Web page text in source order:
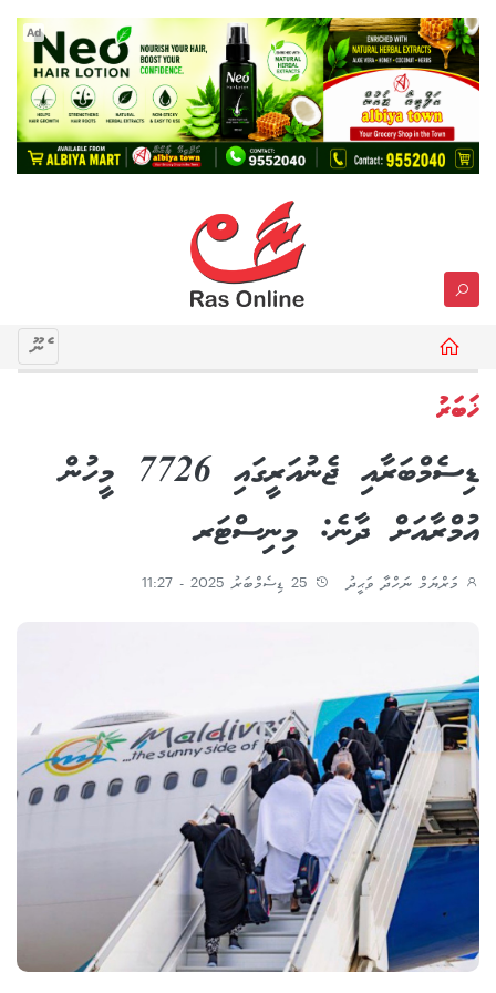
Ad
މެނޫ
ޚަބަރު
ޑިސެމްބަރާއި ޖެނުއަރީގައި 7726 މީހުން
އުމްރާއަށް ދާނެ: މިނިސްޓަރ
މަރްޔަމް ނަހްދާ ވަޙީދު